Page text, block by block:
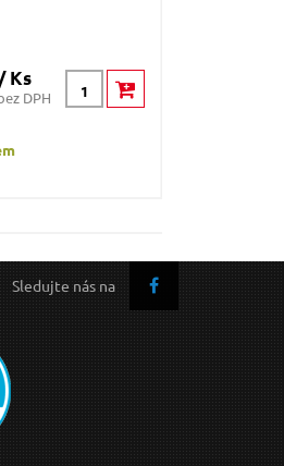
Ks
DPH
Sledujte nás na